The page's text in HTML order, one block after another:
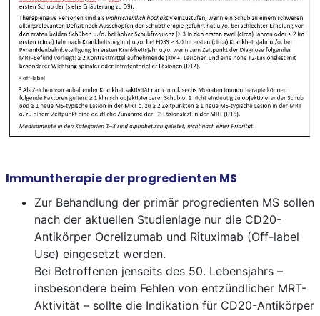
Immuntherapie der progredienten MS
Zur Behandlung der primär progredienten MS sollen
nach der aktuellen Studienlage nur die CD20-
Antikörper Ocrelizumab und Rituximab (Off-label
Use) eingesetzt werden.
Bei Betroffenen jenseits des 50. Lebensjahrs –
insbesondere beim Fehlen von entzündlicher MRT-
Aktivität – sollte die Indikation für CD20-Antikörper